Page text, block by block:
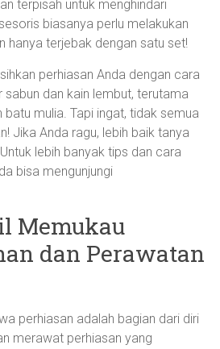
terpisah untuk menghindari
biasanya perlu melakukan
hanya terjebak dengan satu set!
perhiasan Anda dengan cara
sabun dan kain lembut, terutama
batu mulia. Tapi ingat, tidak semua
Jika Anda ragu, lebih baik tanya
lebih banyak tips dan cara
bisa mengunjungi
Memukau
dan Perawatan
perhiasan adalah bagian dari diri
merawat perhiasan yang